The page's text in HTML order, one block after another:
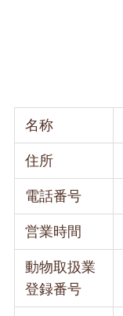
名称
住所
電話番号
営業時間
動物取扱業
登録番号